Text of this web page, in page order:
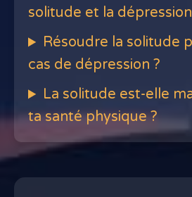
solitude et la
Résoudre la solitude
cas de dépression ?
La solitude est-elle
ta santé physique ?